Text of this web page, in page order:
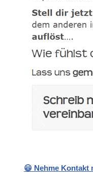
😃 Nehme Kontakt